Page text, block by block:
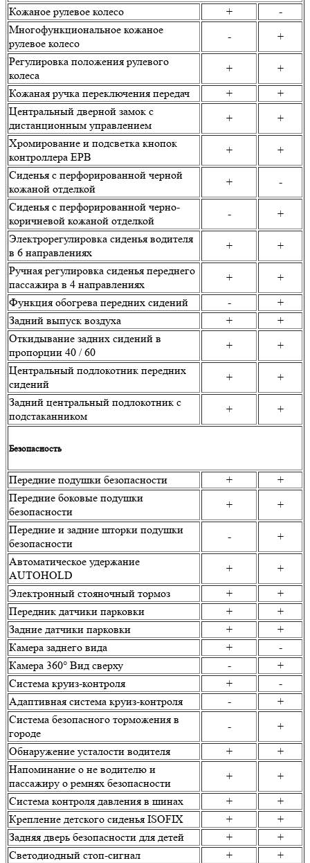
Кожаное рулевое колесо +
-
Многофункциональное кожаное
рулевое колесо
-
+
Регулировка положения рулевого
колеса
+
+
Кожаная ручка переключения передач
+
+
Центральный дверной замок с
дистанционным управлением
+
+
Хромирование и подсветка кнопок
контроллера ЕРВ
+
+
Сиденья с перфорированной черной
кожаной отделкой
+
-
Сиденья с перфорированной черно-
коричневой кожаной отделкой
-
+
Электрорегулировка сиденья водителя
в 6 направлениях
+
+
Ручная регулировка сиденья переднего
пассажира в 4 направлениях
+
+
Функция обогрева передних сидений
-
+
Задний выпуск воздуха
+
+
Откидывание задних сидений в
пропорции 40 / 60
+
+
Центральный подлокотник передних
сидений
+
+
Задний центральный подлокотник с
подстаканником
+ +
Безопасность
Передние подушки безопасности +
+
Передние боковые подушки
безопасности
+
+
Передние и задние шторки подушки
безопасности
-
+
Автоматическое удержание
AUTOHOLD
+
+
Электронный стояночный тормоз
+
+
Передник датчики парковки
+
+
Задние датчики парковки
+
+
Камера заднего вида
+
-
Камера 360° Вид сверху
-
+
Система круиз-контроля
+
-
Адаптивная система круиз-контроля
-
+
Система безопасного торможения в
городе
-
+
Обнаружение усталости водителя
+
+
Напоминание о не водителю и
пассажиру о ремнях безопасности
+
+
Система контроля давления в шинах
+
+
Крепление детского сиденья ISOFIX
+
+
Задняя дверь безопасности для детей
+
+
Светодиодный стоп-сигнал
+
+